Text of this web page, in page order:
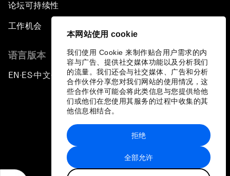
本网站使用 cookie
我们使用 Cookie 来制作贴合用户需求的内
容与广告、提供社交媒体功能以及分析我们
的流量。我们还会与社交媒体、广告和分析
合作伙伴分享您对我们网站的使用情况，这
些合作伙伴可能会将此类信息与您提供给他
们或他们在您使用其服务的过程中收集的其
他信息相结合。
全部允许
拒绝
论坛可持续性
工作机会
语言版本
EN ▪ ES▪中文▪ 日本語
站点地图